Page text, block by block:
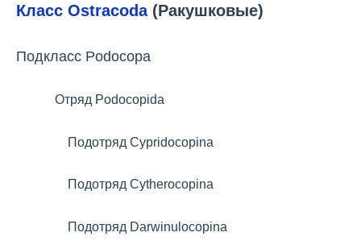
Класс Ostracoda(Ракушковые)
Подкласс Podocopa
Отряд Podocopida
Подотряд Cypridocopina
Подотряд Cytherocopina
Подотряд Darwinulocopina